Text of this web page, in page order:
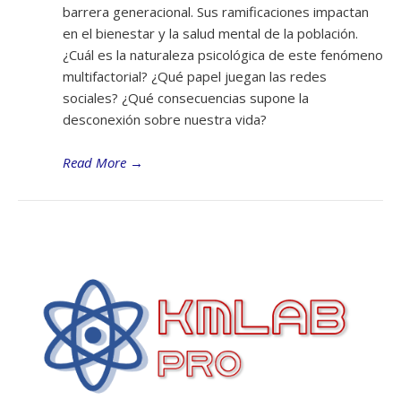
barrera generacional. Sus ramificaciones impactan
en el bienestar y la salud mental de la población.
¿Cuál es la naturaleza psicológica de este fenómeno
multifactorial? ¿Qué papel juegan las redes
sociales? ¿Qué consecuencias supone la
desconexión sobre nuestra vida?
Read More →